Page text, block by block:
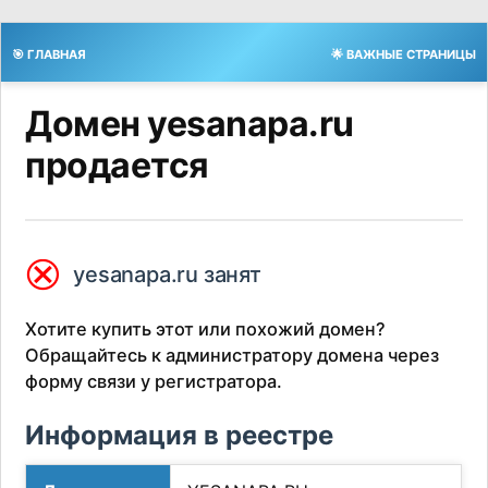
🎯 ГЛАВНАЯ 🌟 ВАЖНЫЕ СТРАНИЦЫ
Домен yesanapa.ru
продается
⮿ yesanapa.ru занят
Хотите купить этот или похожий домен?
Обращайтесь к администратору домена через
форму связи у регистратора.
Информация в реестре